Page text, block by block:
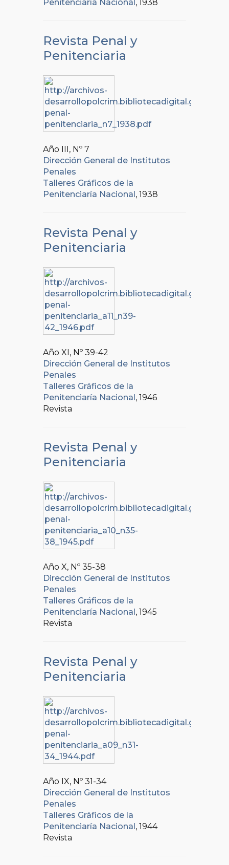
Penitenciaría Nacional , 1938
Revista Penal y
Penitenciaria
Año III, Nº 7
Dirección General de Institutos
Penales
Talleres Gráficos de la
Penitenciaría Nacional , 1938
Revista Penal y
Penitenciaria
Año XI, Nº 39-42
Dirección General de Institutos
Penales
Talleres Gráficos de la
Penitenciaría Nacional , 1946
Revista
Revista Penal y
Penitenciaria
Año X, Nº 35-38
Dirección General de Institutos
Penales
Talleres Gráficos de la
Penitenciaría Nacional , 1945
Revista
Revista Penal y
Penitenciaria
Año IX, Nº 31-34
Dirección General de Institutos
Penales
Talleres Gráficos de la
Penitenciaría Nacional , 1944
Revista